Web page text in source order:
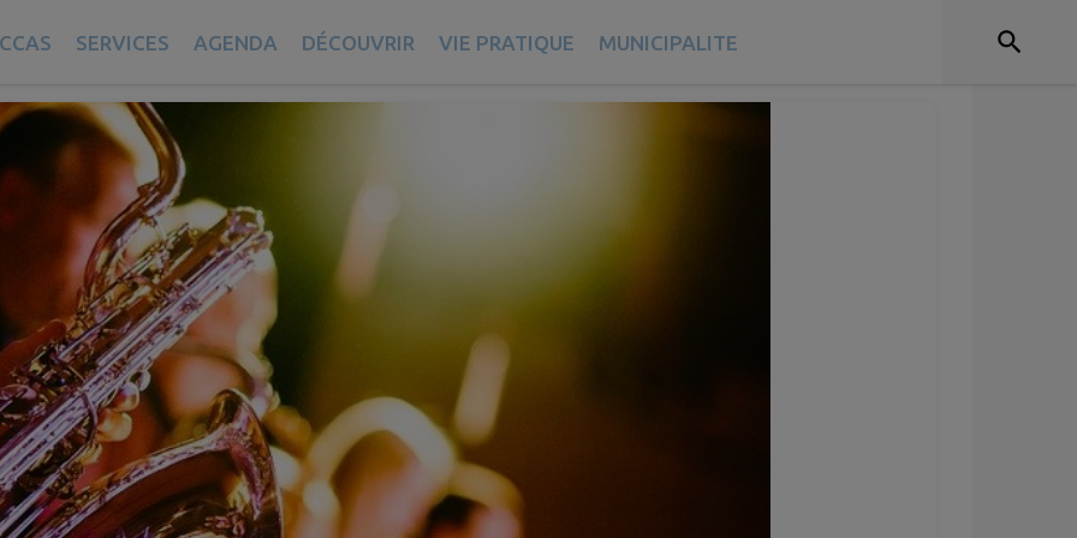
CCAS SERVICES AGENDA DÉCOUVRIR VIE PRATIQUE MUNICIPALITE
musical d’Illies